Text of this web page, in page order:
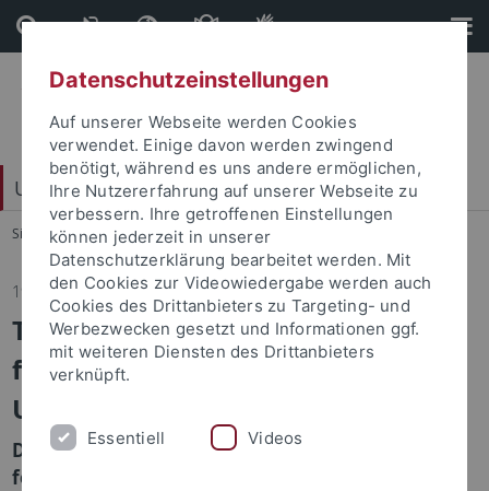
Direkt
zum
Inhalt
Direkt
zur
Fußleiste
Universitätsbund e. V.
Sie sind hier: Startseite ... Ihr Engagement kommt an
19.12.2025
Tübinger Universitätsbund
finanziert Outdoormöbel vor der
Universitätsbibliothek
Die Vereinigung der Freunde der Universität
feierte 100-jähriges Jubiläum.
Datenschutzeinstellungen
Auf unserer Webseite werden Cookies
verwendet. Einige davon werden zwingend
benötigt, während es uns andere ermöglichen,
Ihre Nutzererfahrung auf unserer Webseite zu
verbessern. Ihre getroffenen Einstellungen
können jederzeit in unserer
Datenschutzerklärung bearbeitet werden. Mit
den Cookies zur Videowiedergabe werden auch
Cookies des Drittanbieters zu Targeting- und
Werbezwecken gesetzt und Informationen ggf.
mit weiteren Diensten des Drittanbieters
verknüpft.
Essentiell Videos